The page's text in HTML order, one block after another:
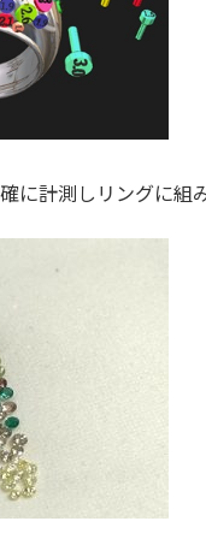
に計測しリングに組